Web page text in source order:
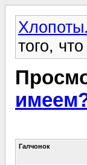
того,
Галчонок